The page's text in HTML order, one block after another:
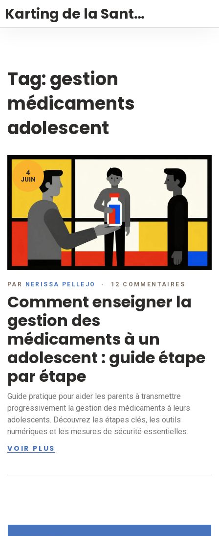
Karting de la Santé – Montalivet
Tag: gestion
médicaments
adolescent
4
JUIN
PAR NERISSA PELLEJO 12 COMMENTAIRES
Comment enseigner la
gestion des
médicaments à un
adolescent : guide étape
par étape
Guide pratique pour aider les parents à transmettre
progressivement la gestion des médicaments à leurs
adolescents. Découvrez les étapes clés, les outils
numériques et les mesures de sécurité essentielles.
VOIR PLUS